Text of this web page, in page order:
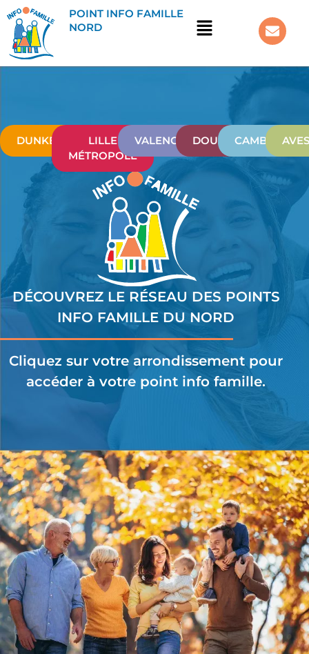
POINT INFO FAMILLE
NORD
DUNKERQUE
LILLE
MÉTROPOLE
VALENCIENNESDOUAISISCAMBRÉSIS
DÉCOUVREZ LE RÉSEAU DES POINTS
INFO FAMILLE DU NORD
Cliquez sur votre arrondissement pour
accéder à votre point info famille.